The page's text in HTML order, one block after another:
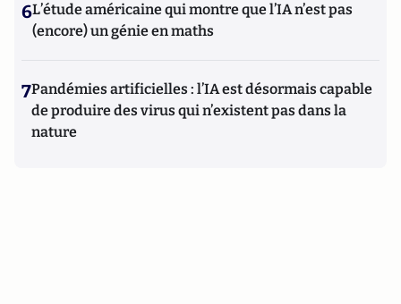
6L’étude américaine qui montre que l’IA n’est pas
(encore) un génie en maths
7Pandémies artificielles : l’IA est désormais capable
de produire des virus qui n’existent pas dans la
nature